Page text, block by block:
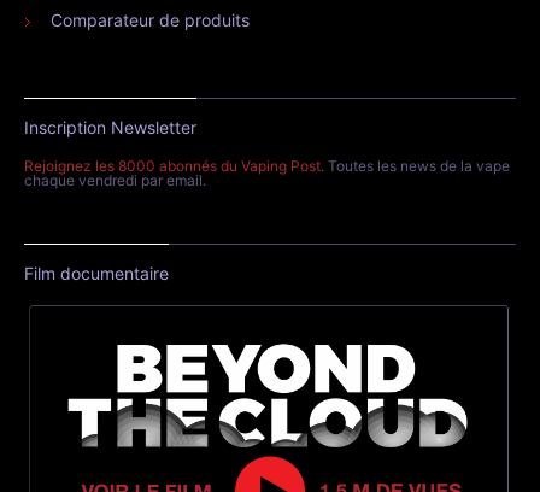
Comparateur de produits
Inscription Newsletter
Rejoignez les 8000 abonnés du Vaping Post. Toutes les news de la vape
chaque vendredi par email.
Film documentaire